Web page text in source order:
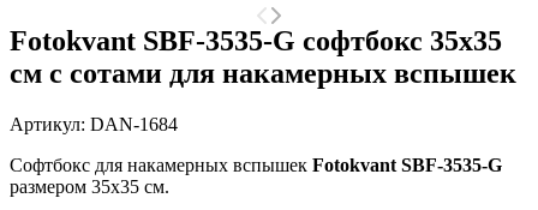
Fotokvant SBF-3535-G софтбокс 35х35
см с сотами для накамерных вспышек
Артикул: DAN-1684
Cофтбокс для накамерных вспышек Fotokvant SBF-3535-G
размером 35х35 см.